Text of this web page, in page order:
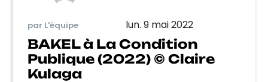
par L'équipe lun. 9 mai 2022
BAKEL à La Condition
Publique (2022) © Claire
Kulaga